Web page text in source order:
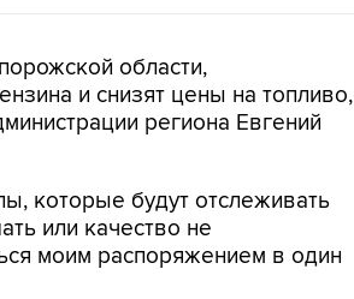
области,
и снизят цены на топливо,
региона Евгений
которые будут отслеживать
или качество не
моим распоряжением в один